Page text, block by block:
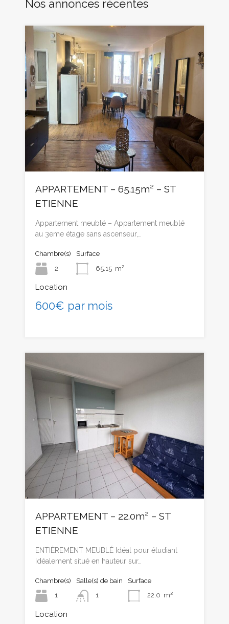
Nos annonces récentes
APPARTEMENT – 65.15m² – ST
ETIENNE
Appartement meublé – Appartement meublé
au 3eme étage sans ascenseur,…
Chambre(s)
2
Surface
65.15 m²
Location
600€ par mois
APPARTEMENT – 22.0m² – ST
ETIENNE
ENTIÈREMENT MEUBLÉ Idéal pour étudiant
Idéalement situé en hauteur sur…
Chambre(s)
1
Salle(s) de bain
1
Surface
22.0 m²
Location